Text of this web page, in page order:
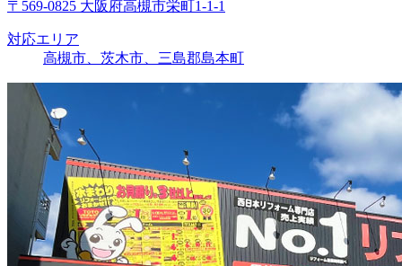
〒569-0825 大阪府高槻市栄町1-1-1
対応エリア
高槻市、茨木市、三島郡島本町